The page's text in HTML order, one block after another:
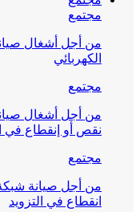
مجتمع
من أجل أشغال
الكهربائي
مجتمع
من أجل أشغال
نقص أو إنقطاع في
مجتمع
من أجل صيانة
انقطاع في التزويد